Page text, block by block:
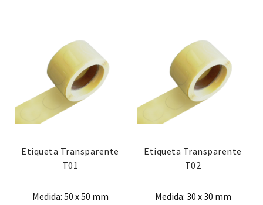
Etiqueta Transparente
T01
Medida: 50 x 50 mm
Etiqueta Transparente
T02
Medida: 30 x 30 mm